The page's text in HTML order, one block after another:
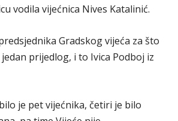
vodila vijećnica Nives Katalinić.
Gradskog vijeća za što
prijedlog, i to Ivica Podboj iz
je pet vijećnika, četiri je bilo